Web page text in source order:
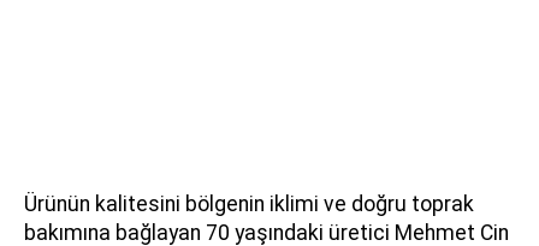
Ürünün kalitesini bölgenin iklimi ve doğru toprak
bakımına bağlayan 70 yaşındaki üretici Mehmet Cin